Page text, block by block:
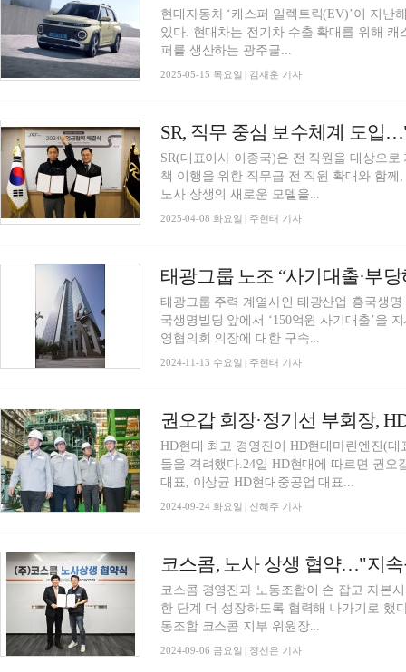
현대자동차 ‘캐스퍼 일렉트릭(EV)’이 지난
있다. 현대차는 전기차 수출 확대를 위해 캐스퍼
퍼를 생산하는 광주글...
2025-05-15 목요일 | 김재훈 기자
SR, 직무 중심 보수체계 도입
​SR(대표이사 이종국)은 전 직원을 대상으
책 이행을 위한 직무급 전 직원 확대와 함
노사 상생의 새로운 모델을...
2025-04-08 화요일 | 주현태 기자
태광그룹 노조 “사기대출·부
태광그룹 주력 계열사인 태광산업·흥국생
국생명빌딩 앞에서 ‘150억원 사기대출’을
영협의회 의장에 대한 구속...
2024-11-13 수요일 | 주현태 기자
HD현대 최고 경영진이 HD현대마린엔진(
들을 격려했다.24일 HD현대에 따르면 권
대표, 이상균 HD현대중공업 대표...
2024-09-24 화요일 | 신혜주 기자
코스콤, 노사 상생 협약…"지
코스콤 경영진과 노동조합이 손 잡고 자본
한 단계 더 성장하도록 협력해 나가기로 했다. 윤창현 코스콤 사장과 원성연 전국금융산
동조합 코스콤 지부 위원장...
2024-09-06 금요일 | 정선은 기자